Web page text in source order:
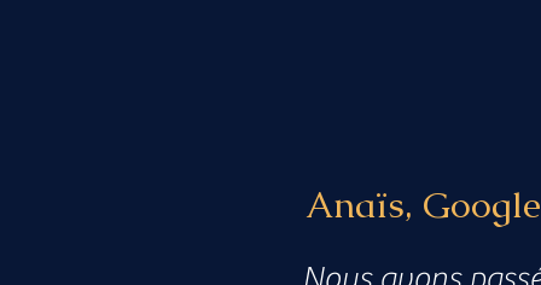
Anaïs, Google